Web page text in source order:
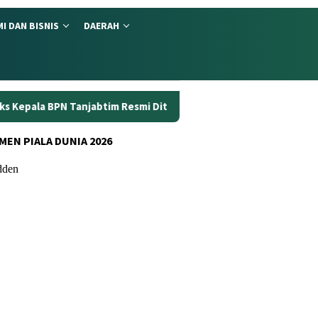
DAN BISNIS DAERAH
Resmi Ditahan Dunia Kerja Berubah, Kemnaker
PIALA DUNIA 2026